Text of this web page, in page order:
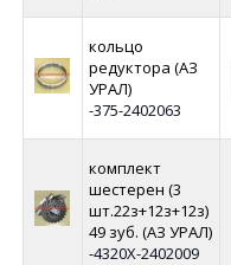
кольцо
редуктора (АЗ
УРАЛ)
-375-2402063
комплект
шестерен (3
шт.22з+12з+12з)
49 зуб. (АЗ УРАЛ)
-4320Х-2402009